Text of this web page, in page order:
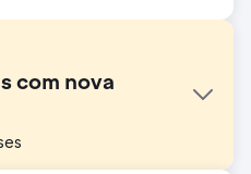
com nova